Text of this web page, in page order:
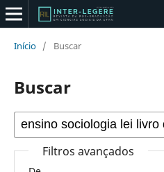
Início / Buscar
Buscar
Filtros avançados